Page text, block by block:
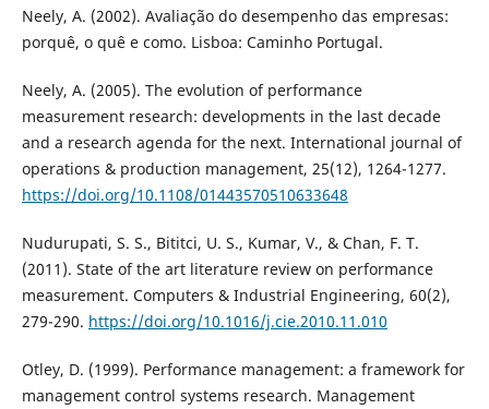
Neely, A. (2002). Avaliação do desempenho das empresas:
porquê, o quê e como. Lisboa: Caminho Portugal.
Neely, A. (2005). The evolution of performance
measurement research: developments in the last decade
and a research agenda for the next. International journal of
operations & production management, 25(12), 1264-1277.
https://doi.org/10.1108/01443570510633648
Nudurupati, S. S., Bititci, U. S., Kumar, V., & Chan, F. T.
(2011). State of the art literature review on performance
measurement. Computers & Industrial Engineering, 60(2),
279-290. https://doi.org/10.1016/j.cie.2010.11.010
Otley, D. (1999). Performance management: a framework for
management control systems research. Management